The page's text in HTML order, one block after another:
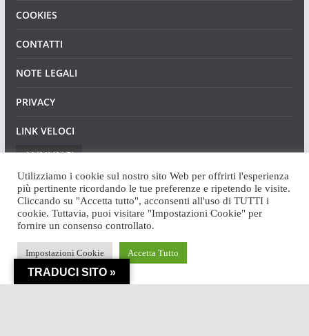
COOKIES
CONTATTI
NOTE LEGALI
PRIVACY
LINK VELOCI
ANNUNCI
Copyright © 2026 Angaweb. Tutti i diritti riservati.
Tema:ColorMagdi ThemeGrill. Powered by
Utilizziamo i cookie sul nostro sito Web per offrirti l'esperienza
più pertinente ricordando le tue preferenze e ripetendo le visite.
Cliccando su "Accetta tutto", acconsenti all'uso di TUTTI i
cookie. Tuttavia, puoi visitare "Impostazioni Cookie" per
fornire un consenso controllato.
Impostazioni Cookie Accetta Tutto
TRADUCI SITO »